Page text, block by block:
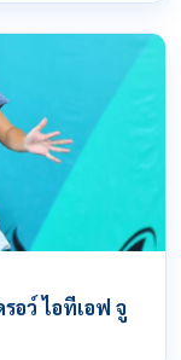
อว์ ไอทีเอฟ จู